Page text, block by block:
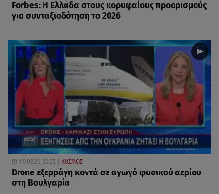
Forbes: Η Ελλάδα στους κορυφαίους προορισμούς
για συνταξιοδότηση το 2026
09.08.26, 20:35 ΚΟΣΜΟΣ
Drone εξερράγη κοντά σε αγωγό φυσικού αερίου
στη Βουλγαρία